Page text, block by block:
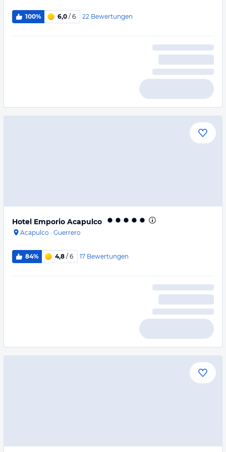
100% 6,0 / 6 22 Bewertungen
Hotel Emporio Acapulco
Acapulco · Guerrero
84% 4,8 / 6 17 Bewertungen